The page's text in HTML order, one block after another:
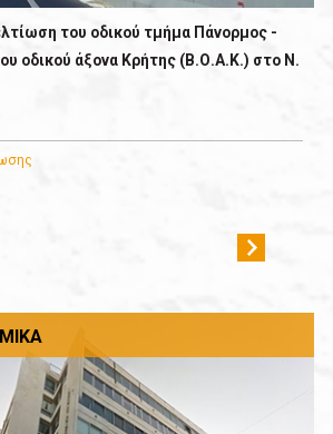
του οδικού τμήμα Πάνορμος -
οδικού άξονα Κρήτης (Β.Ο.Α.Κ.) στο Ν.